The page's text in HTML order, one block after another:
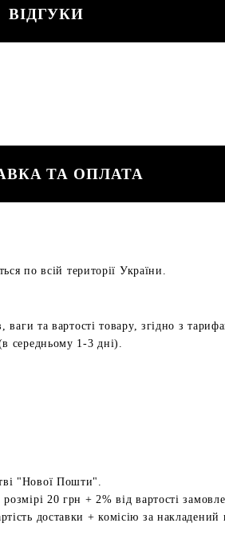
ВІДГУКИ
ТА ОПЛАТА
по всій території України.
та вартості товару, згідно з
середньому 1-3 дні).
"Нової Пошти".
20 грн + 2% від вартості
доставки + комісію за накладений